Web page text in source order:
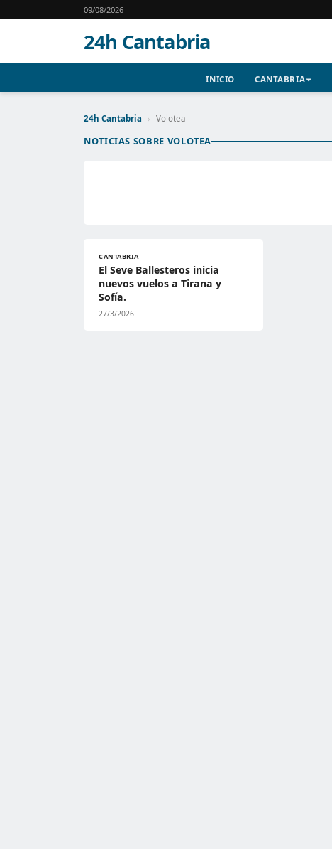
09/08/2026
24h Cantabria
INICIO CANTABRIA
24h Cantabria › Volotea
NOTICIAS SOBRE VOLOTEA
CANTABRIA
El Seve Ballesteros inicia
nuevos vuelos a Tirana y
Sofía.
27/3/2026